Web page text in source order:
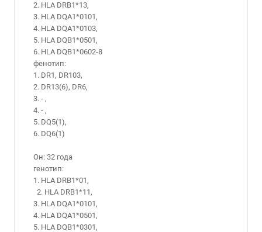
2. HLA DRB1*13,
3. HLA DQA1*0101,
4. HLA DQA1*0103,
5. HLA DQB1*0501,
6. HLA DQB1*0602-8
фенотип:
1. DR1, DR103,
2. DR13(6), DR6,
3. - ,
4. - ,
5. DQ5(1),
6. DQ6(1)
Он: 32 года
генотип:
1. HLA DRB1*01,
2. HLA DRB1*11,
3. HLA DQA1*0101,
4. HLA DQA1*0501,
5. HLA DQB1*0301,